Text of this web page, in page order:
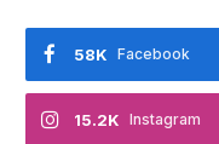
Facebook
58K
Instagram
15.2K